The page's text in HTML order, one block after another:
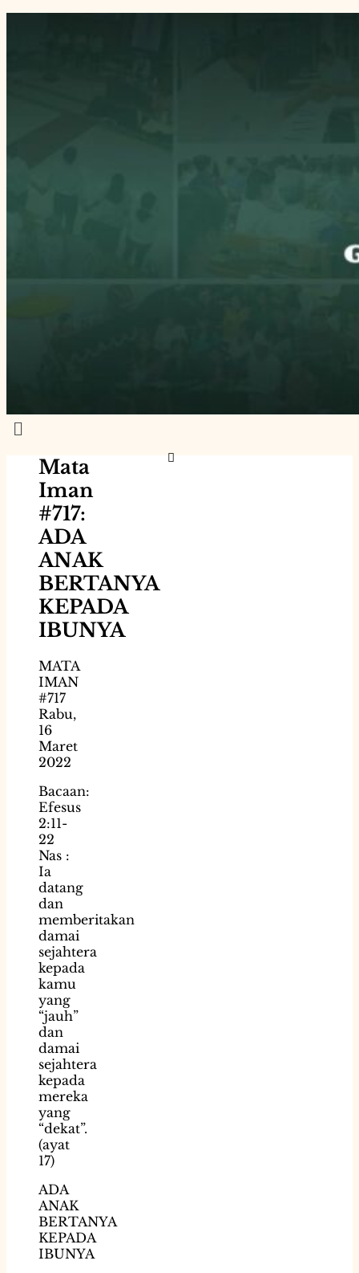
Menu
Mata
Iman
#717:
ADA
ANAK
BERTANYA
KEPADA
IBUNYA
MATA
IMAN
#717
Rabu,
16
Maret
2022
Bacaan:
Efesus
2:11-
22
Nas :
Ia
datang
dan
memberitakan
damai
sejahtera
kepada
kamu
yang
“jauh”
dan
damai
sejahtera
kepada
mereka
yang
“dekat”.
(ayat
17)
ADA
ANAK
BERTANYA
KEPADA
IBUNYA